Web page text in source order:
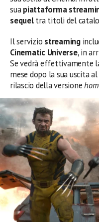
suapiattaforma
sequeltra titoli del
Il servizio streaming
Cinematic Universe, in
Se vedrà effettivamente
mese dopo la sua uscita
rilascio della versione